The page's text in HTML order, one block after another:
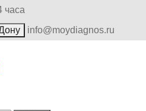
часа
info@moydiagnos.ru